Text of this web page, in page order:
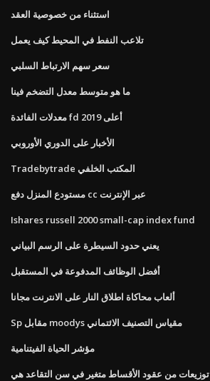
استثناء من خصوصية العقد
تلاعب النفط في المحيط كيف يعمل
سعر سهم الارتباط السلبي
ما هو متوسط ​​معدل التضخم فينا
معدلات الفائدة fd أعلى 2019
الأخبار على الدوري الأوروبي
Tradebytrade المكتب الخلفي
مستودع المنزل دفع cc عبر الإنترنت
Ishares russell 2000 small-cap index fund
يعني حدود السيطرة على الرسم البياني
أفضل الوظائف المدفوعة في المستقبل
ألعاب محاكاة اطلاق النار على الانترنت مجانا
Sp مقابل moodys مقياس التصنيف الائتماني
مؤشر الحياة الفيتنامية
توزيعات من عقود الأقساط متغير في سن التقاعد هي